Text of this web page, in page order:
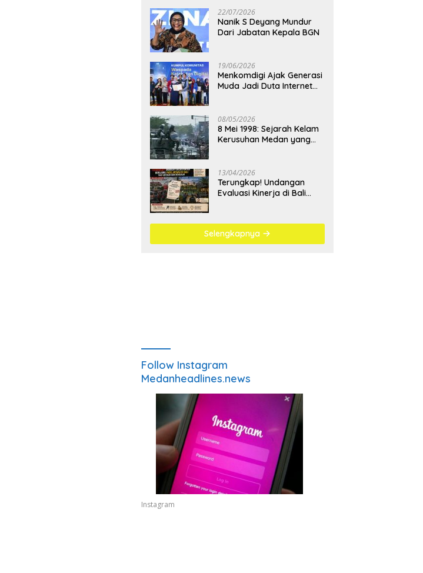
22/07/2026
Nanik S Deyang Mundur
Dari Jabatan Kepala BGN
19/06/2026
Menkomdigi Ajak Generasi
Muda Jadi Duta Internet
08/05/2026
8 Mei 1998: Sejarah Kelam
Kerusuhan Medan yang
13/04/2026
Terungkap! Undangan
Evaluasi Kinerja di Bali
Mengular
Selengkapnya
Follow Instagram
Medanheadlines.news
Instagram